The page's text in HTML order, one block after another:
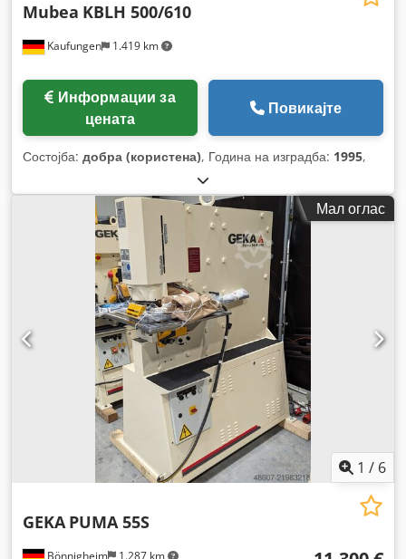
Kaufungen 1.419 km
Mubea KBLH 500/610
цената
Повикајте
Состојба: добра (користена), Година на изградба: 1995,
Мал оглас
1 / 6
Bönnigheim 1.287 km
GEKA PUMA 55S